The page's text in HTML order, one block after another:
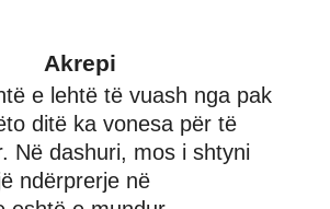
Akrepi
e lehtë të vuash nga pak
ditë ka vonesa për të
Në dashuri, mos i shtyni
ndërprerje në